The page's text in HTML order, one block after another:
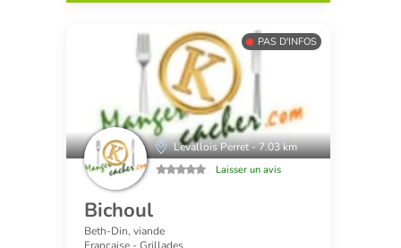
PAS D'INFOS
Levallois Perret - 7.03 km
Laisser un avis
Bichoul
Beth-Din, viande